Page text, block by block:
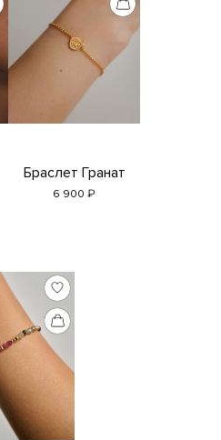
Браслет Гранат
6 900 ₽